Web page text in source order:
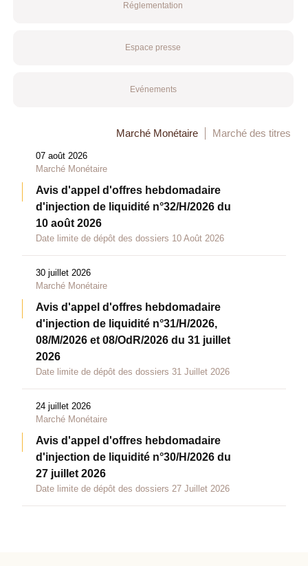
Réglementation
Espace presse
Evénements
Marché Monétaire Marché des titres
07 août 2026
Marché Monétaire
Avis d'appel d'offres hebdomadaire
d'injection de liquidité n°32/H/2026 du
10 août 2026
Date limite de dépôt des dossiers 10 Août 2026
30 juillet 2026
Marché Monétaire
Avis d'appel d'offres hebdomadaire
d'injection de liquidité n°31/H/2026,
08/M/2026 et 08/OdR/2026 du 31 juillet
2026
Date limite de dépôt des dossiers 31 Juillet 2026
24 juillet 2026
Marché Monétaire
Avis d'appel d'offres hebdomadaire
d'injection de liquidité n°30/H/2026 du
27 juillet 2026
Date limite de dépôt des dossiers 27 Juillet 2026